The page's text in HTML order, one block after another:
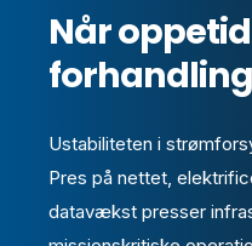
Når
forhandling
Ustabiliteten i
Pres på nettet,
datavækst presser